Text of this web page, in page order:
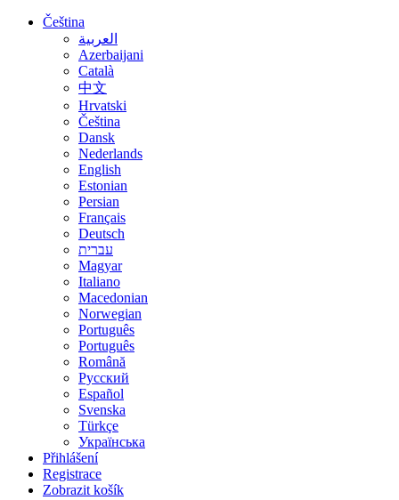
Čeština
العربية
Azerbaijani
Català
中文
Hrvatski
Čeština
Dansk
Nederlands
English
Estonian
Persian
Français
Deutsch
עברית
Magyar
Italiano
Macedonian
Norwegian
Português
Português
Română
Русский
Español
Svenska
Türkçe
Українська
Přihlášení
Registrace
Zobrazit košík